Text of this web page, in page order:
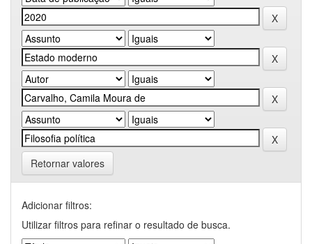
Retornar valores
Adicionar filtros:
Utilizar filtros para refinar o resultado de busca.